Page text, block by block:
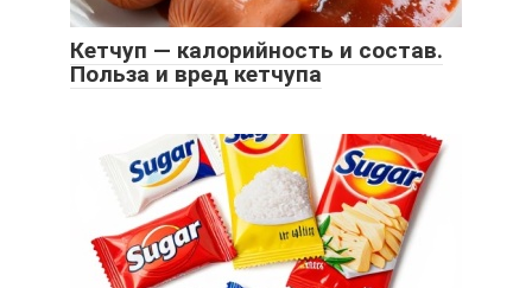
Кетчуп — калорийность и состав.
Польза и вред кетчупа